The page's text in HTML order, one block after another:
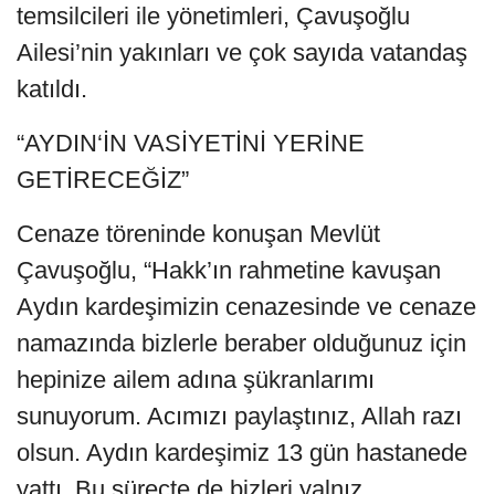
temsilcileri ile yönetimleri, Çavuşoğlu
Ailesi’nin yakınları ve çok sayıda vatandaş
katıldı.
“AYDIN‘İN VASİYETİNİ YERİNE
GETİRECEĞİZ”
Cenaze töreninde konuşan Mevlüt
Çavuşoğlu, “Hakk’ın rahmetine kavuşan
Aydın kardeşimizin cenazesinde ve cenaze
namazında bizlerle beraber olduğunuz için
hepinize ailem adına şükranlarımı
sunuyorum. Acımızı paylaştınız, Allah razı
olsun. Aydın kardeşimiz 13 gün hastanede